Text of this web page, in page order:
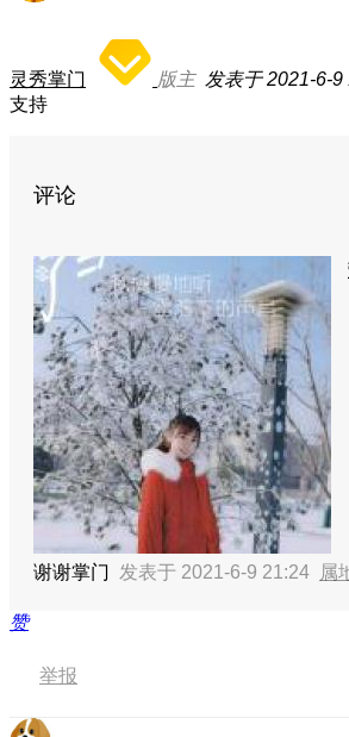
灵秀掌门 版主 发表于 2021-6-9
支持
评论
谢谢掌门 发表于 2021-6-9 21:24 属
赞
举报